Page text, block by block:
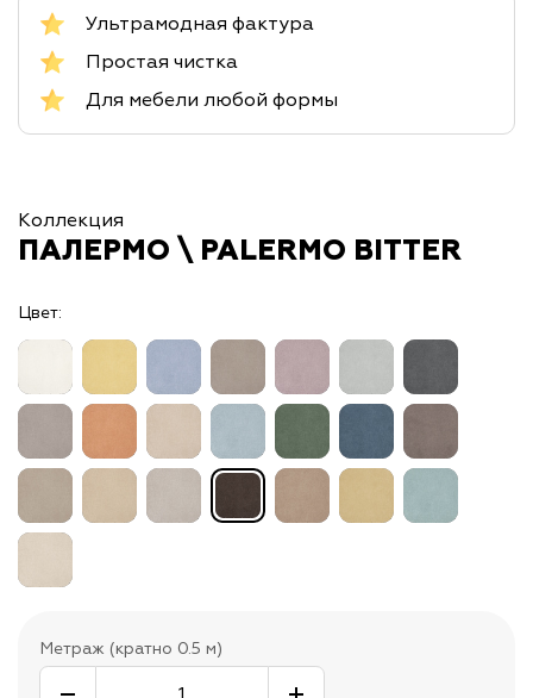
Ультрамодная фактура
Простая чистка
Для мебели любой формы
Коллекция
ПАЛЕРМО \ PALERMO BITTER
Цвет:
Метраж (кратно 0.5 м)